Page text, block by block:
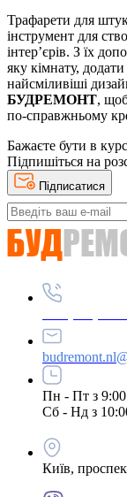
Трафарети для
інструмент для
інтер’єрів. З їх
яку кімнату, додати
найсміливіші
БУДРЕМОНТ,
по-справжньому
Бажаєте бути в
Підпишіться на
Підписатися
Пн - Пт з
Сб - Нд з
Київ,